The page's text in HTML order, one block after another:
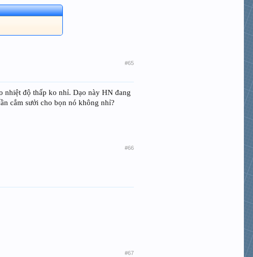
#65
nhiệt độ thấp ko nhỉ. Dạo này HN đang
cắm sưởi cho bọn nó không nhỉ?
#66
#67